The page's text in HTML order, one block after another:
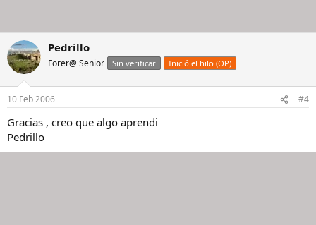
Pedrillo
Forer@ Senior Sin verificar Inició el hilo (OP)
10 Feb 2006 #4
Gracias , creo que algo aprendi
Pedrillo